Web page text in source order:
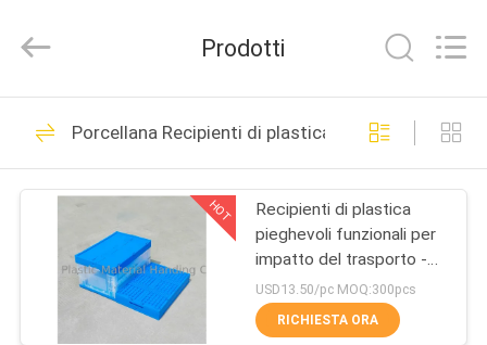
CASA
PRODOTTI
SIAMO
supplier.
Copyright
-
Material
Contenitori allegati
di plastica del
coperchio
101
Prodotti
Porcellana Recipienti di plastica pieghevoli
HOT
Recipienti di plastica
pieghevoli funzionali per
impatto del trasporto -
resistenza
USD13.50/pc MOQ:300pcs
RICHIESTA ORA